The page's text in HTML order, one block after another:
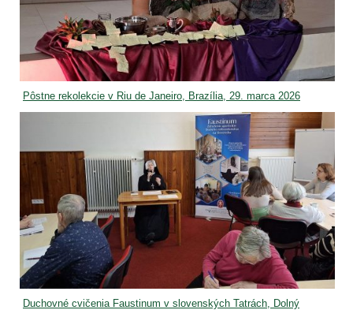
Pôstne rekolekcie v Riu de Janeiro, Brazília, 29. marca 2026
Duchovné cvičenia Faustinum v slovenských Tatrách, Dolný